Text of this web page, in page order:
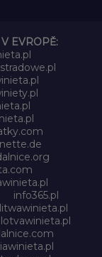
EVROPĚ:
info365.pl
litwawinieta.pl
lotvawinieta.pl